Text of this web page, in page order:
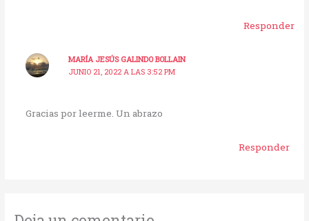
Responder
MARÍA JESÚS GALINDO BOLLAIN
JUNIO 21, 2022 A LAS 3:52 PM
Gracias por leerme. Un abrazo
Responder